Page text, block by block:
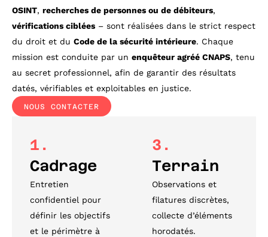
OSINT, recherches de personnes ou de débiteurs,
vérifications ciblées – sont réalisées dans le strict respect
du droit et du Code de la sécurité intérieure. Chaque
mission est conduite par un enquêteur agréé CNAPS, tenu
au secret professionnel, afin de garantir des résultats
datés, vérifiables et exploitables en justice.
NOUS CONTACTER
1.
Cadrage
Entretien
confidentiel pour
définir les objectifs
et le périmètre à
3.
Terrain
Observations et
filatures discrètes,
collecte d’éléments
horodatés.